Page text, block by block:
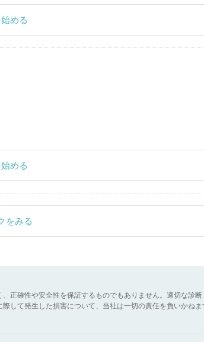
める
める
をみる
正確性や安全性を保証するものでもありません。適切な診
して発生した損害について、当社は一切の責任を負いかね